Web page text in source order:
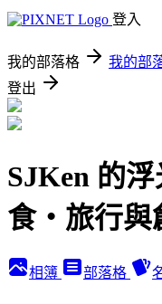
登入
我的部落格 我的部
登出
SJKen 的
食‧旅行與
相簿 部落格